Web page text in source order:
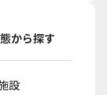
から探す
設